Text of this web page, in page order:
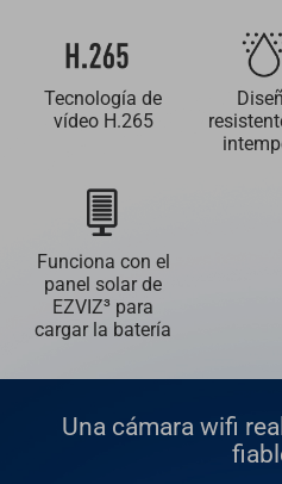
Tecnología de
vídeo H.265
Funciona con el
panel solar de
EZVIZ³ para
cargar la batería
Una cámara wifi